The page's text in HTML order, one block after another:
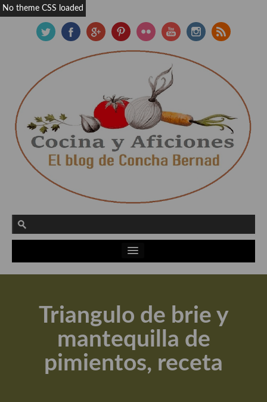
Actualidad y recomendaciones
Apuntes, estudios sobre temas interesantes e importantes
Aceite de Oliva Virgen Extra (AOVE)
Recetas maridadas con los mejores AOVES
Triangulo de brie y
mantequilla de
pimientos, receta
No theme CSS loaded